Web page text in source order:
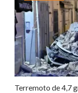
Terremoto de 4,7